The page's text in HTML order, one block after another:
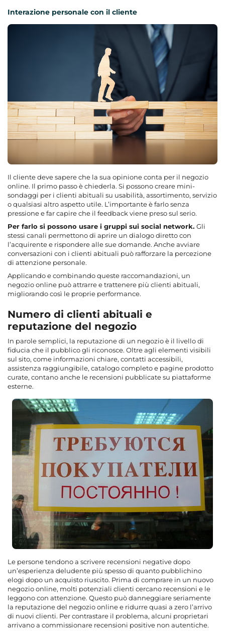
Interazione personale con il cliente
Il cliente deve sapere che la sua opinione conta per il negozio
online. Il primo passo è chiederla. Si possono creare mini-
sondaggi per i clienti abituali su usabilità, assortimento, servizio
o qualsiasi altro aspetto utile. L’importante è farlo senza
pressione e far capire che il feedback viene preso sul serio.
Per farlo si possono usare i gruppi sui social network. Gli
stessi canali permettono di aprire un dialogo diretto con
l’acquirente e rispondere alle sue domande. Anche avviare
conversazioni con i clienti abituali può rafforzare la percezione
di attenzione personale.
Applicando e combinando queste raccomandazioni, un
negozio online può attrarre e trattenere più clienti abituali,
migliorando così le proprie performance.
Numero di clienti abituali e
reputazione del negozio
In parole semplici, la reputazione di un negozio è il livello di
fiducia che il pubblico gli riconosce. Oltre agli elementi visibili
sul sito, come informazioni chiare, contatti accessibili,
assistenza raggiungibile, catalogo completo e pagine prodotto
curate, contano anche le recensioni pubblicate su piattaforme
esterne.
Le persone tendono a scrivere recensioni negative dopo
un’esperienza deludente più spesso di quanto pubblichino
elogi dopo un acquisto riuscito. Prima di comprare in un nuovo
negozio online, molti potenziali clienti cercano recensioni e le
leggono con attenzione. Questo può danneggiare seriamente
la reputazione del negozio online e ridurre quasi a zero l’arrivo
di nuovi clienti. Per contrastare il problema, alcuni proprietari
arrivano a commissionare recensioni positive non autentiche.